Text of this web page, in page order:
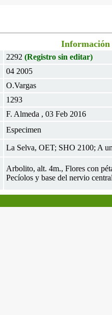
Información
2292 (Registro sin editar)
04 2005
O.Vargas
1293
F. Almeda , 03 Feb 2016
Especimen
La Selva, OET; SHO 2100; A
Arbolito, alt. 4m., Flores con
Pecíolos y base del nervio